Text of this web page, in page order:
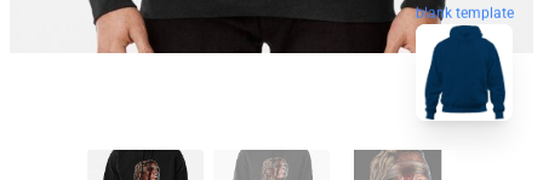
blank template